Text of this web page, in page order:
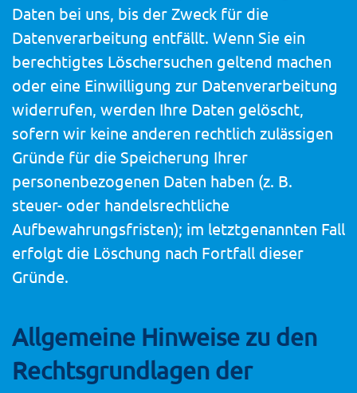
Daten bei uns, bis der Zweck für die
Datenverarbeitung entfällt. Wenn Sie ein
berechtigtes Löschersuchen geltend machen
oder eine Einwilligung zur Datenverarbeitung
widerrufen, werden Ihre Daten gelöscht,
sofern wir keine anderen rechtlich zulässigen
Gründe für die Speicherung Ihrer
personenbezogenen Daten haben (z. B.
steuer- oder handelsrechtliche
Aufbewahrungsfristen); im letztgenannten Fall
erfolgt die Löschung nach Fortfall dieser
Gründe.
Allgemeine Hinweise zu den
Rechtsgrundlagen der